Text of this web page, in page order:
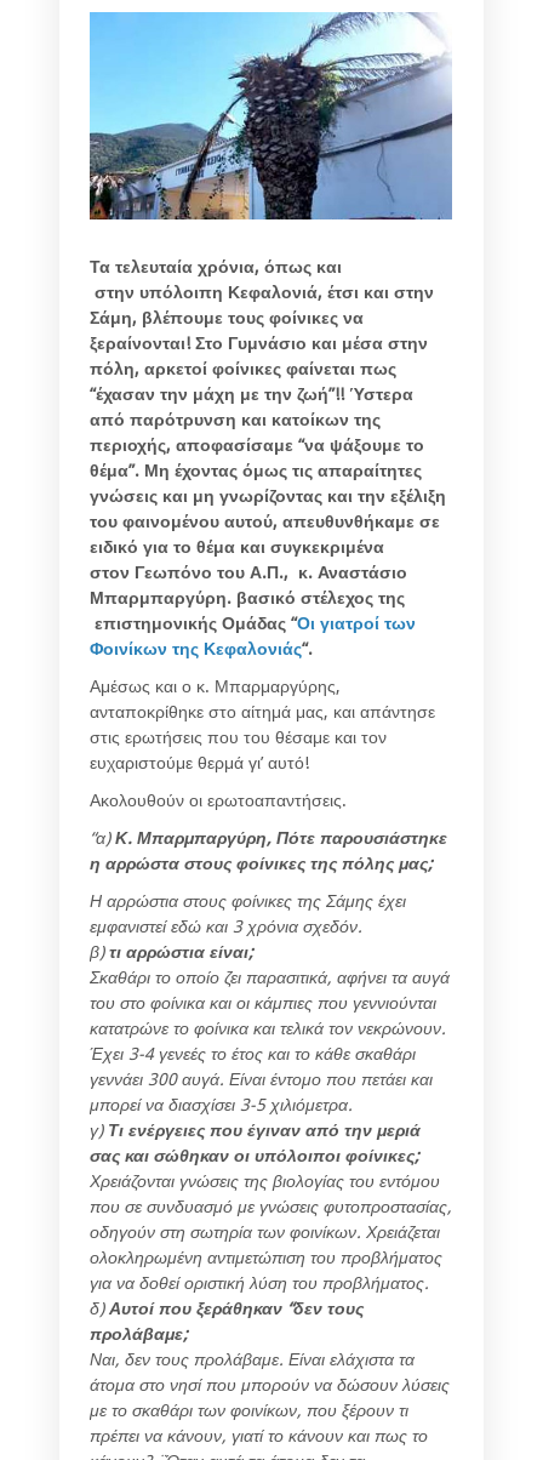
Τα τελευταία χρόνια, όπως και
στην υπόλοιπη Κεφαλονιά, έτσι και στην
Σάμη, βλέπουμε τους φοίνικες να
ξεραίνονται! Στο Γυμνάσιο και μέσα στην
πόλη, αρκετοί φοίνικες φαίνεται πως
“έχασαν την μάχη με την ζωή”!! Ύστερα
από παρότρυνση και κατοίκων της
περιοχής, αποφασίσαμε “να ψάξουμε το
θέμα”. Μη έχοντας όμως τις απαραίτητες
γνώσεις και μη γνωρίζοντας και την εξέλιξη
του φαινομένου αυτού, απευθυνθήκαμε σε
ειδικό για το θέμα και συγκεκριμένα
στον Γεωπόνο του Α.Π., κ. Αναστάσιο
Μπαρμπαργύρη. βασικό στέλεχος της
επιστημονικής Ομάδας “Οι γιατροί των
Φοινίκων της Κεφαλονιάς“.
Αμέσως και ο κ. Μπαρμαργύρης,
ανταποκρίθηκε στο αίτημά μας, και απάντησε
στις ερωτήσεις που του θέσαμε και τον
ευχαριστούμε θερμά γι’ αυτό!
Ακολουθούν οι ερωτοαπαντήσεις.
“α)Κ. Μπαρμπαργύρη, Πότε παρουσιάστηκε
η αρρώστα στους φοίνικες της πόλης μας;
Η αρρώστια στους φοίνικες της Σάμης έχει
εμφανιστεί εδώ και 3 χρόνια σχεδόν.
β)τι αρρώστια είναι;
Σκαθάρι το οποίο ζει παρασιτικά, αφήνει τα αυγά
του στο φοίνικα και οι κάμπιες που γεννιούνται
κατατρώνε το φοίνικα και τελικά τον νεκρώνουν.
Έχει 3-4 γενεές το έτος και το κάθε σκαθάρι
γεννάει 300 αυγά. Είναι έντομο που πετάει και
μπορεί να διασχίσει 3-5 χιλιόμετρα.
γ) Τι ενέργειες που έγιναν από την μεριά
σας και σώθηκαν οι υπόλοιποι φοίνικες;
Χρειάζονται γνώσεις της βιολογίας του εντόμου
που σε συνδυασμό με γνώσεις φυτοπροστασίας,
οδηγούν στη σωτηρία των φοινίκων. Χρειάζεται
ολοκληρωμένη αντιμετώπιση του προβλήματος
για να δοθεί οριστική λύση του προβλήματος.
δ)Αυτοί που ξεράθηκαν “δεν τους
προλάβαμε;
Ναι, δεν τους προλάβαμε. Είναι ελάχιστα τα
άτομα στο νησί που μπορούν να δώσουν λύσεις
με το σκαθάρι των φοινίκων, που ξέρουν τι
πρέπει να κάνουν, γιατί το κάνουν και πως το